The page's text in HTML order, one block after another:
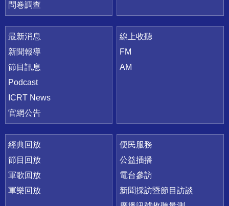
問卷調查
最新消息
新聞報導
節目訊息
Podcast
ICRT News
官網公告
線上收聽
FM
AM
經典回放
節目回放
軍歌回放
軍樂回放
便民服務
公益插播
電台參訪
新聞採訪暨節目訪談